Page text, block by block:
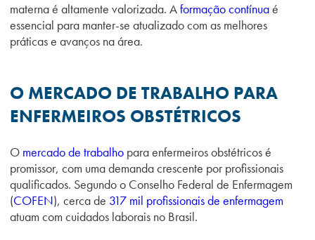
materna é altamente valorizada. Aformação contínuaé
essencial para manter-se atualizado com as melhores
práticas e avanços na área.
O MERCADO DE TRABALHO PARA
ENFERMEIROS OBSTÉTRICOS
O mercado de trabalho para enfermeiros obstétricos é
promissor, com uma demanda crescente por profissionais
qualificados. Segundo o Conselho Federal de Enfermagem
(COFEN), cerca de 317 mil profissionais de enfermagem
atuam com cuidados laborais no Brasil.